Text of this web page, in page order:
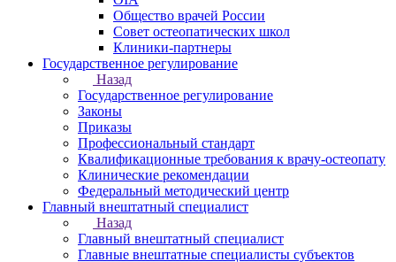
Общество врачей России
Совет остеопатических школ
Клиники-партнеры
Государственное регулирование
Назад
Государственное регулирование
Законы
Приказы
Профессиональный стандарт
Квалификационные требования к врачу-остеопату
Клинические рекомендации
Федеральный методический центр
Главный внештатный специалист
Назад
Главный внештатный специалист
Главные внештатные специалисты субъектов